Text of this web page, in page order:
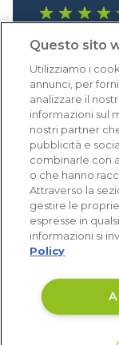
Eccellente
Questo sito
Utilizziamo i
annunci, per
analizzare il
informazioni sul
nostri partner
pubblicità e
combinarle con
o che hanno
Attraverso la
gestire le
espresse in
informazioni si
Policy